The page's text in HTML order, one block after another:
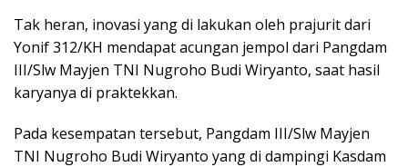
Tak heran, inovasi yang di lakukan oleh prajurit dari
Yonif 312/KH mendapat acungan jempol dari Pangdam
III/Slw Mayjen TNI Nugroho Budi Wiryanto, saat hasil
karyanya di praktekkan.
Pada kesempatan tersebut, Pangdam III/Slw Mayjen
TNI Nugroho Budi Wiryanto yang di dampingi Kasdam